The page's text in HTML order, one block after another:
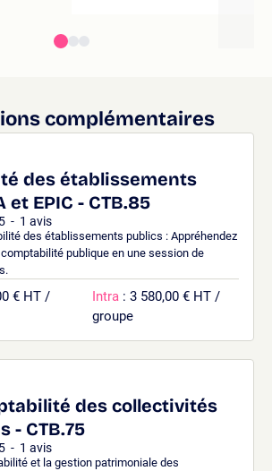
complémentaires
des établissements
et EPIC - CTB.85
5 - 1 avis
des établissements publics : Appréhendez
publique en une session de
€ HT /
Intra : 3 580,00 € HT /
groupe
des collectivités
- CTB.75
5 - 1 avis
et la gestion patrimoniale des